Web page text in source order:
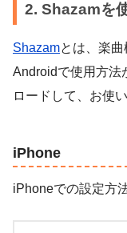
2. Shazamを
Shazamとは、楽
Androidで使用方法
ロードして、お使
iPhone
iPhoneでの設定方